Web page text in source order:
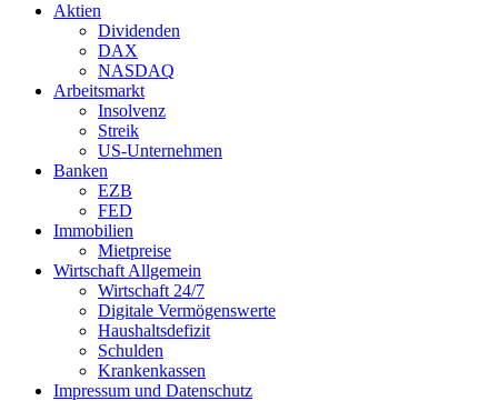
Aktien
Dividenden
DAX
NASDAQ
Arbeitsmarkt
Insolvenz
Streik
US-Unternehmen
Banken
EZB
FED
Immobilien
Mietpreise
Wirtschaft Allgemein
Wirtschaft 24/7
Digitale Vermögenswerte
Haushaltsdefizit
Schulden
Krankenkassen
Impressum und Datenschutz